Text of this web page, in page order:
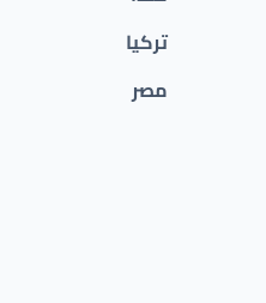
تركيا
مصر